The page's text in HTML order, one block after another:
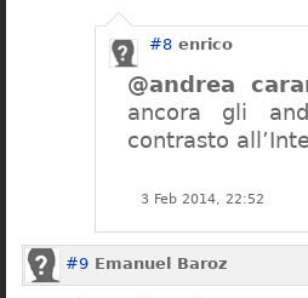
#8 enrico
@andrea
ancora gli
contrasto
3 Feb 2014, 22:52
#9 Emanuel Baroz